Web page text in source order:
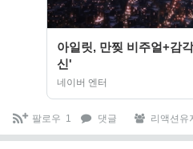
아일릿, 만찢 비주얼+감
신'
네이버 엔터
팔로우 1 댓글 리액션유